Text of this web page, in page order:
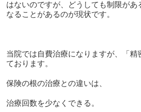
はないのですが、どうしても制限があ
なることがあるのが現状です。
当院では自費治療になりますが、「精
ております。
保険の根の治療との違いは、
治療回数を少なくできる。